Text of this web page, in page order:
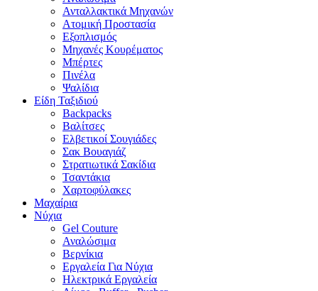
Ανταλλακτικά Μηχανών
Ατομική Προστασία
Εξοπλισμός
Μηχανές Κουρέματος
Μπέρτες
Πινέλα
Ψαλίδια
Είδη Ταξιδιού
Backpacks
Βαλίτσες
Ελβετικοί Σουγιάδες
Σακ Βουαγιάζ
Στρατιωτικά Σακίδια
Τσαντάκια
Χαρτοφύλακες
Μαχαίρια
Νύχια
Gel Couture
Αναλώσιμα
Βερνίκια
Εργαλεία Για Νύχια
Ηλεκτρικά Εργαλεία